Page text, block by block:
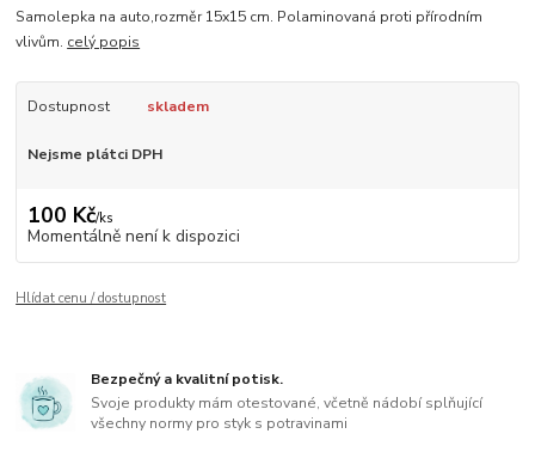
Samolepka na auto,rozměr 15x15 cm. Polaminovaná proti přírodním
vlivům. celý popis
Dostupnost skladem
Nejsme plátci DPH
100 Kč/ks
Momentálně není k dispozici
Hlídat cenu / dostupnost
Bezpečný a kvalitní potisk.
Svoje produkty mám otestované, včetně nádobí splňující
všechny normy pro styk s potravinami